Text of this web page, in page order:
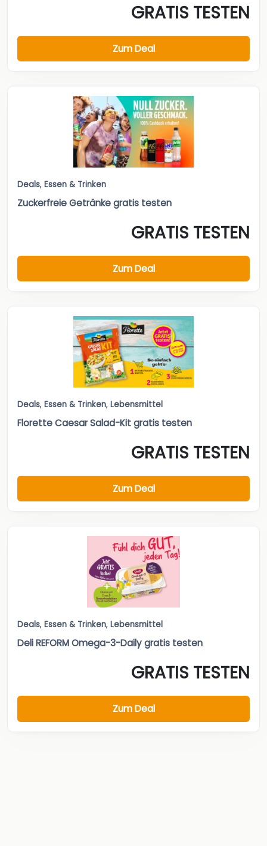
GRATIS TESTEN
Zum Deal
Deals, Essen & Trinken
Zuckerfreie Getränke gratis testen
GRATIS TESTEN
Zum Deal
Deals, Essen & Trinken, Lebensmittel
Florette Caesar Salad-Kit gratis testen
GRATIS TESTEN
Zum Deal
Deals, Essen & Trinken, Lebensmittel
Deli REFORM Omega-3-Daily gratis testen
GRATIS TESTEN
Zum Deal